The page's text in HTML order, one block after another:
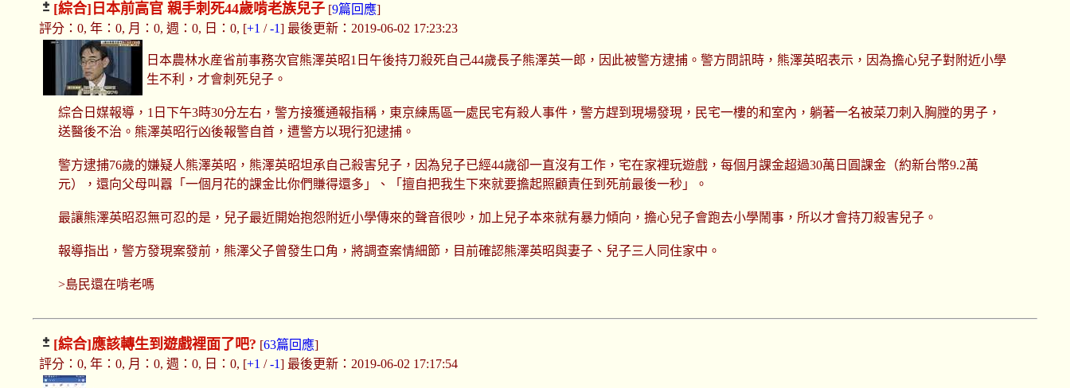
[綜合] 日本前高官 親手刺死44歲啃老族兒子 [9篇回應]
評分：0, 年：0, 月：0, 週：0, 日：0, [+1 /-1] 最後更新：2019-06-02 17:23:23
日本農林水産省前事務次官熊澤英昭1日午後持刀殺死自己44歲長子熊澤英一郎，因此被警方逮捕。警方問訊時，熊澤英昭表示，因為擔心兒子對附近小學
生不利，才會刺死兒子。
綜合日媒報導，1日下午3時30分左右，警方接獲通報指稱，東京練馬區一處民宅有殺人事件，警方趕到現場發現，民宅一樓的和室內，躺著一名被菜刀刺入胸膛的男子，
送醫後不治。熊澤英昭行凶後報警自首，遭警方以現行犯逮捕。
警方逮捕76歲的嫌疑人熊澤英昭，熊澤英昭坦承自己殺害兒子，因為兒子已經44歲卻一直沒有工作，宅在家裡玩遊戲，每個月課金超過30萬日圓課金（約新台幣9.2萬
元），還向父母叫囂「一個月花的課金比你們賺得還多」、「擅自把我生下來就要擔起照顧責任到死前最後一秒」。
最讓熊澤英昭忍無可忍的是，兒子最近開始抱怨附近小學傳來的聲音很吵，加上兒子本來就有暴力傾向，擔心兒子會跑去小學鬧事，所以才會持刀殺害兒子。
報導指出，警方發現案發前，熊澤父子曾發生口角，將調查案情細節，目前確認熊澤英昭與妻子、兒子三人同住家中。
>島民還在啃老嗎
[綜合]應該轉生到遊戲裡面了吧? [63篇回應]
評分：0, 年：0, 月：0, 週：0, 日：0, [+1 /-1] 最後更新：2019-06-02 17:17:54